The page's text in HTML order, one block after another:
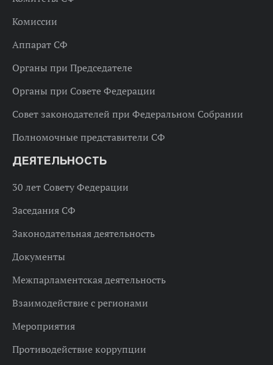
Комиссии
Аппарат СФ
Органы при Председателе
Органы при Совете Федерации
Совет законодателей при Федеральном Собрании
Полномочные представители СФ
ДЕЯТЕЛЬНОСТЬ
30 лет Совету Федерации
Заседания СФ
Законодательная деятельность
Документы
Межпарламентская деятельность
Взаимодействие с регионами
Мероприятия
Противодействие коррупции